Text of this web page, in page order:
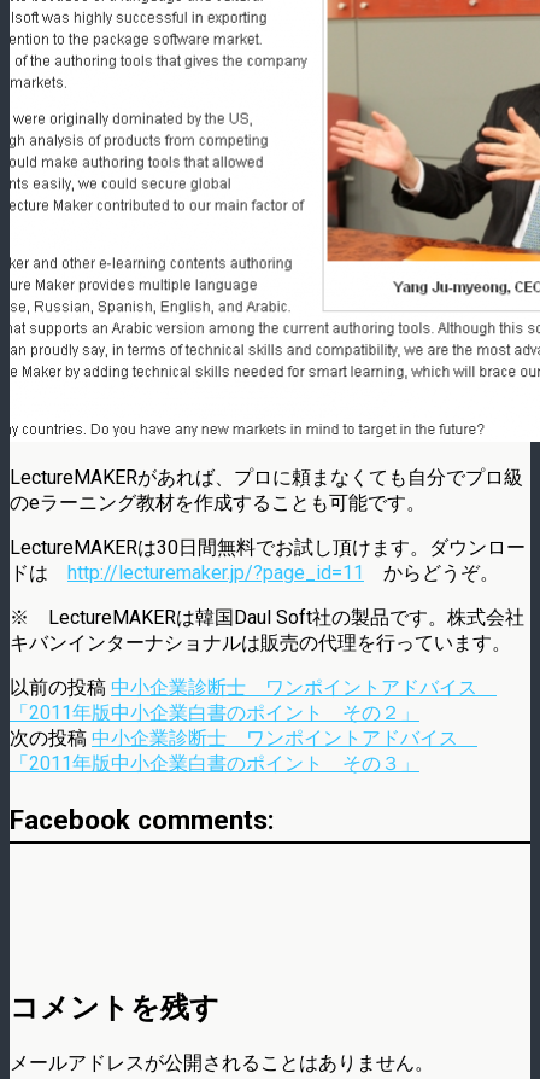
LectureMAKERがあれば、プロに頼まなくても自分でプロ級
のeラーニング教材を作成することも可能です。
LectureMAKERは30日間無料でお試し頂けます。ダウンロー
ドは http://lecturemaker.jp/?page_id=11
からどうぞ。
※ LectureMAKERは韓国Daul Soft社の製品です。株式会社
キバンインターナショナルは販売の代理を行っています。
以前の投稿 中小企業診断士 ワンポイントアドバイス
「2011年版中小企業白書のポイント その２」
次の投稿 中小企業診断士 ワンポイントアドバイス
「2011年版中小企業白書のポイント その３」
Facebook comments:
コメントを残す
メールアドレスが公開されることはありません。